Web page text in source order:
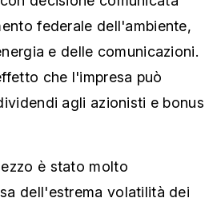
federale dell'ambiente,
e delle comunicazioni.
che l'impresa può
agli azionisti e bonus
è stato molto
dell'estrema volatilità dei